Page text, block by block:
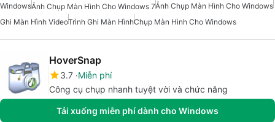
WindowsẢnh Chụp Màn Hình Cho Windows 7Ảnh Chụp Màn Hình Cho Windows
Ghi Màn Hình VideoTrình Ghi Màn HìnhChụp Màn Hình Cho Windows
HoverSnap
3.7 Miễn phí
Công cụ chụp nhanh tuyệt vời và chức năng
Tải xuống miễn phí dành cho Windows